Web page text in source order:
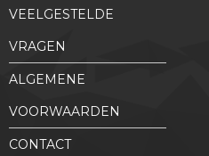
VEELGESTELDE
VRAGEN
ALGEMENE
VOORWAARDEN
CONTACT